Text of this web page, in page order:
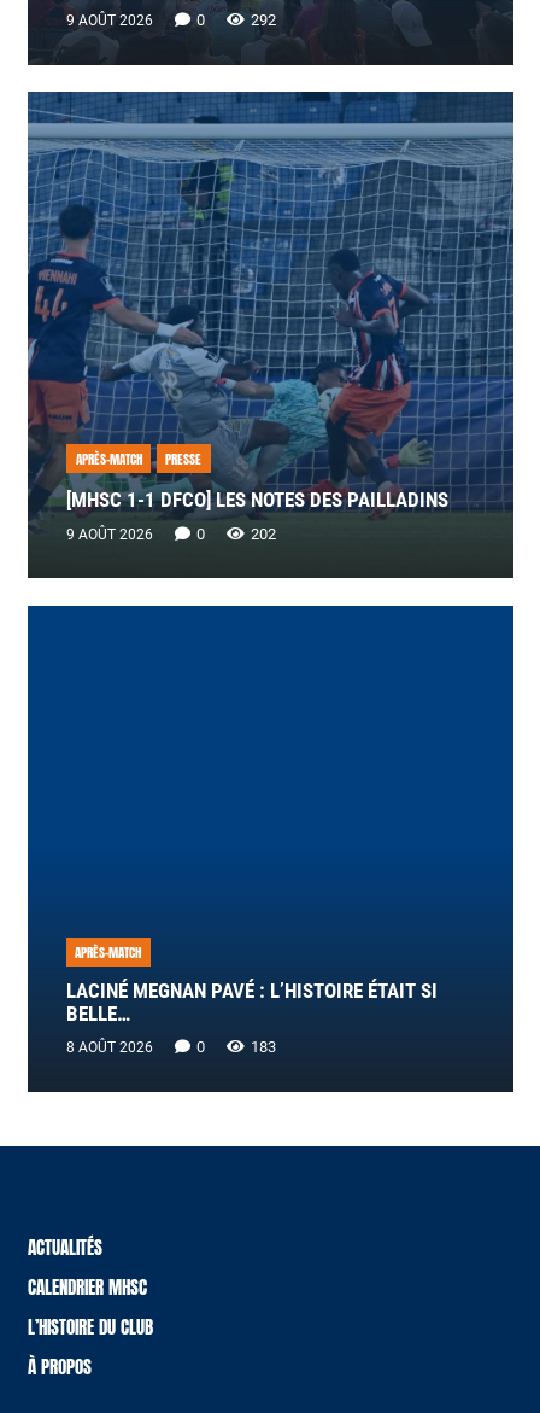
9 AOÛT 2026 0 292
APRÈS-MATCH PRESSE
[MHSC 1-1 DFCO] LES NOTES DES PAILLADINS
9 AOÛT 2026 0 202
APRÈS-MATCH
LACINÉ MEGNAN PAVÉ : L’HISTOIRE ÉTAIT SI
BELLE…
8 AOÛT 2026 0 183
ACTUALITÉS
CALENDRIER MHSC
L’HISTOIRE DU CLUB
À PROPOS